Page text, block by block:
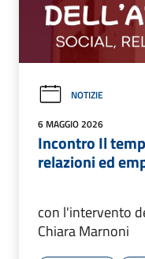
NOTIZIE
6 MAGGIO 2026
Incontro Il
relazioni ed
con l'intervento
Chiara Marnoni